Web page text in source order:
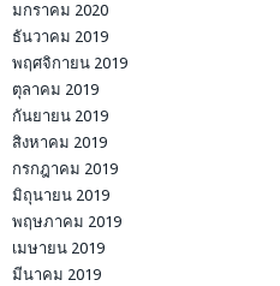
มกราคม 2020
ธันวาคม 2019
พฤศจิกายน 2019
ตุลาคม 2019
กันยายน 2019
สิงหาคม 2019
กรกฎาคม 2019
มิถุนายน 2019
พฤษภาคม 2019
เมษายน 2019
มีนาคม 2019